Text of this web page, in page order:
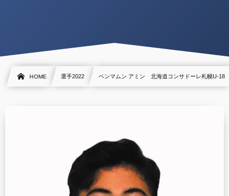
HOME 選手2022 ベンマムン アミン 北海道コンサドーレ札幌U-18